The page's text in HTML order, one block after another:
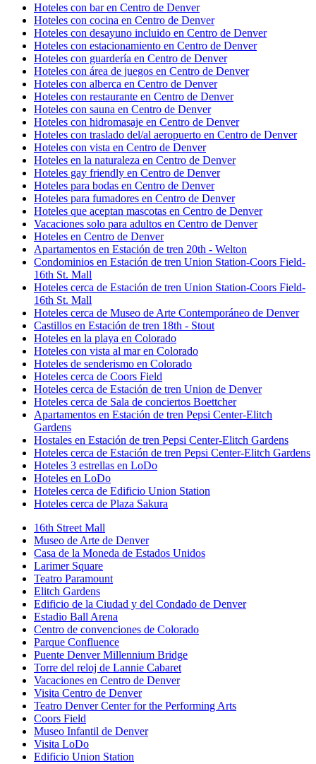
Hoteles con bar en Centro de Denver
Hoteles con cocina en Centro de Denver
Hoteles con desayuno incluido en Centro de Denver
Hoteles con estacionamiento en Centro de Denver
Hoteles con guardería en Centro de Denver
Hoteles con área de juegos en Centro de Denver
Hoteles con alberca en Centro de Denver
Hoteles con restaurante en Centro de Denver
Hoteles con sauna en Centro de Denver
Hoteles con hidromasaje en Centro de Denver
Hoteles con traslado del/al aeropuerto en Centro de Denver
Hoteles con vista en Centro de Denver
Hoteles en la naturaleza en Centro de Denver
Hoteles gay friendly en Centro de Denver
Hoteles para bodas en Centro de Denver
Hoteles para fumadores en Centro de Denver
Hoteles que aceptan mascotas en Centro de Denver
Vacaciones solo para adultos en Centro de Denver
Hoteles en Centro de Denver
Apartamentos en Estación de tren 20th - Welton
Condominios en Estación de tren Union Station-Coors Field-
16th St. Mall
Hoteles cerca de Estación de tren Union Station-Coors Field-
16th St. Mall
Hoteles cerca de Museo de Arte Contemporáneo de Denver
Castillos en Estación de tren 18th - Stout
Hoteles en la playa en Colorado
Hoteles con vista al mar en Colorado
Hoteles de senderismo en Colorado
Hoteles cerca de Coors Field
Hoteles cerca de Estación de tren Union de Denver
Hoteles cerca de Sala de conciertos Boettcher
Apartamentos en Estación de tren Pepsi Center-Elitch
Gardens
Hostales en Estación de tren Pepsi Center-Elitch Gardens
Hoteles cerca de Estación de tren Pepsi Center-Elitch Gardens
Hoteles 3 estrellas en LoDo
Hoteles en LoDo
Hoteles cerca de Edificio Union Station
Hoteles cerca de Plaza Sakura
16th Street Mall
Museo de Arte de Denver
Casa de la Moneda de Estados Unidos
Larimer Square
Teatro Paramount
Elitch Gardens
Edificio de la Ciudad y del Condado de Denver
Estadio Ball Arena
Centro de convenciones de Colorado
Parque Confluence
Puente Denver Millennium Bridge
Torre del reloj de Lannie Cabaret
Vacaciones en Centro de Denver
Visita Centro de Denver
Teatro Denver Center for the Performing Arts
Coors Field
Museo Infantil de Denver
Visita LoDo
Edificio Union Station